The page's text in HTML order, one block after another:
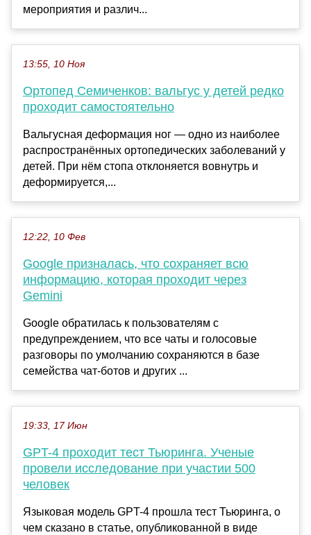
мероприятия и различ...
13:55, 10 Ноя
Ортопед Семиченков: вальгус у детей редко
проходит самостоятельно
Вальгусная деформация ног — одно из наиболее
распространённых ортопедических заболеваний у
детей. При нём стопа отклоняется вовнутрь и
деформируется,...
12:22, 10 Фев
Google призналась, что сохраняет всю
информацию, которая проходит через
Gemini
Google обратилась к пользователям с
предупреждением, что все чаты и голосовые
разговоры по умолчанию сохраняются в базе
семейства чат-ботов и других ...
19:33, 17 Июн
GPT-4 проходит тест Тьюринга. Ученые
провели исследование при участии 500
человек
Языковая модель GPT-4 прошла тест Тьюринга, о
чем сказано в статье, опубликованной в виде